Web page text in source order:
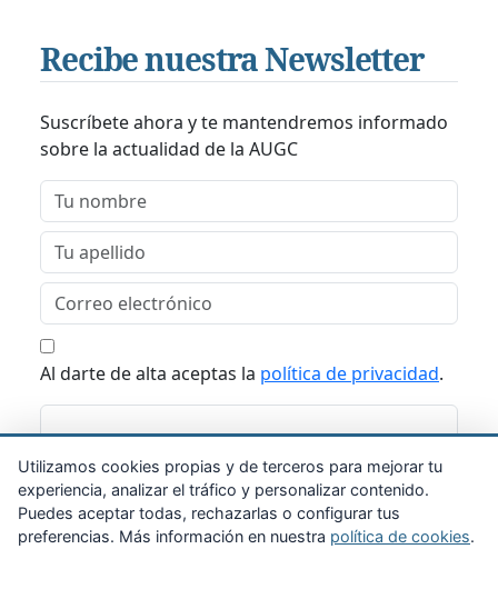
Recibe nuestra Newsletter
Suscríbete ahora y te mantendremos informado
sobre la actualidad de la AUGC
Al darte de alta aceptas la política de privacidad.
Suscribirme
Utilizamos cookies propias y de terceros para mejorar tu
experiencia, analizar el tráfico y personalizar contenido.
Puedes aceptar todas, rechazarlas o configurar tus
preferencias. Más información en nuestra política de cookies.